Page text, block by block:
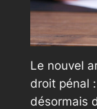
Le nouvel
droit pénal
désormais